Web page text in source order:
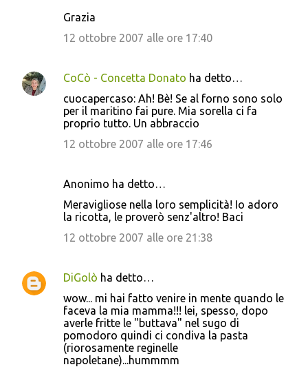
Grazia
12 ottobre 2007 alle ore 17:40
CoCò - Concetta Donato ha detto…
cuocapercaso: Ah! Bè! Se al forno sono solo
per il maritino fai pure. Mia sorella ci fa
proprio tutto. Un abbraccio
12 ottobre 2007 alle ore 17:46
Anonimo ha detto…
Meravigliose nella loro semplicità! Io adoro
la ricotta, le proverò senz'altro! Baci
12 ottobre 2007 alle ore 21:38
DiGolò ha detto…
wow... mi hai fatto venire in mente quando le
faceva la mia mamma!!! lei, spesso, dopo
averle fritte le "buttava" nel sugo di
pomodoro quindi ci condiva la pasta
(riorosamente reginelle
napoletane)...hummmm